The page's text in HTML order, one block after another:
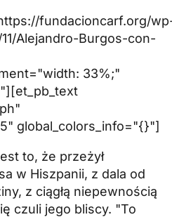
fundacioncarf.org/
Alejandro-Burgos-con-
33%;"
global_colors_info="{}"]
to, że przeżył
w Hiszpanii, z dala od
z ciągłą niepewnością
czuli jego bliscy. "To